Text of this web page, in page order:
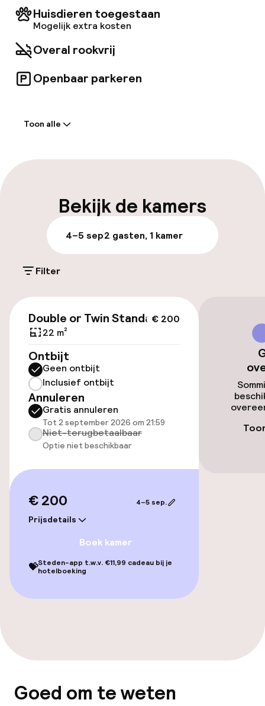
hond of kat tot 20 kg per kamer) zijn op
aanvraag toegestaan, tegen een toeslag van X
per nacht/dier en een borg.
Huisdieren toegestaan
Mogelijk extra kosten
Overal rookvrij
Openbaar parkeren
Meertalige medewerkers
Parkeren & mobiliteit
Openbaar parkeren
Toegankelijkheid
Overal rolstoeltoegankelijk
Lift
Zwemmen & wellness
Fitnessruimte / gym
Entertainment
Betaalde wifi
Eet- en drinkgelegenheden
Eet- en drinkdiensten
Ontbijtbuffet
Toon alle
Bekijk de kamers
4–5 sep2 gasten, 1 kamer
Filter
€ 200
Double or Twin Standard
22 m²
Ontbijt
Geen ontbijt
Inclusief ontbijt
Annuleren
Gratis annuleren
Tot 2 september 2026 om 21:59
Niet-terugbetaalbaar
Optie niet beschikbaar
€ 200
Prijsdetails
4–5 sep.
Boek kamer
💝Steden-app t.w.v. €11,99 cadeau bij je
hotelboeking
Goed om te weten